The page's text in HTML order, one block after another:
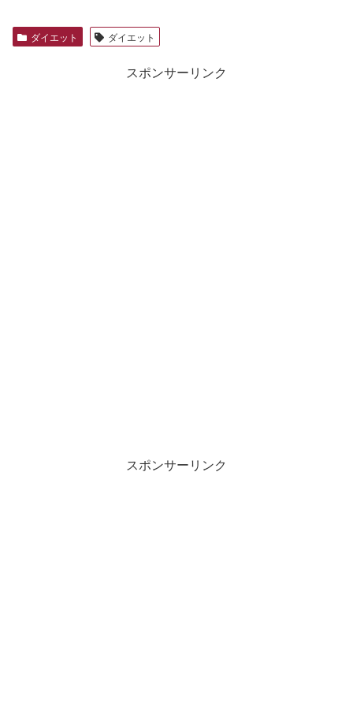
ダイエット ダイエット
スポンサーリンク
スポンサーリンク